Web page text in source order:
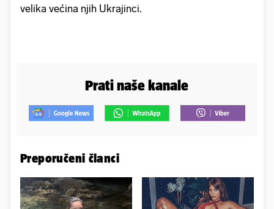
velika većina njih Ukrajinci.
Prati naše kanale
Preporučeni članci